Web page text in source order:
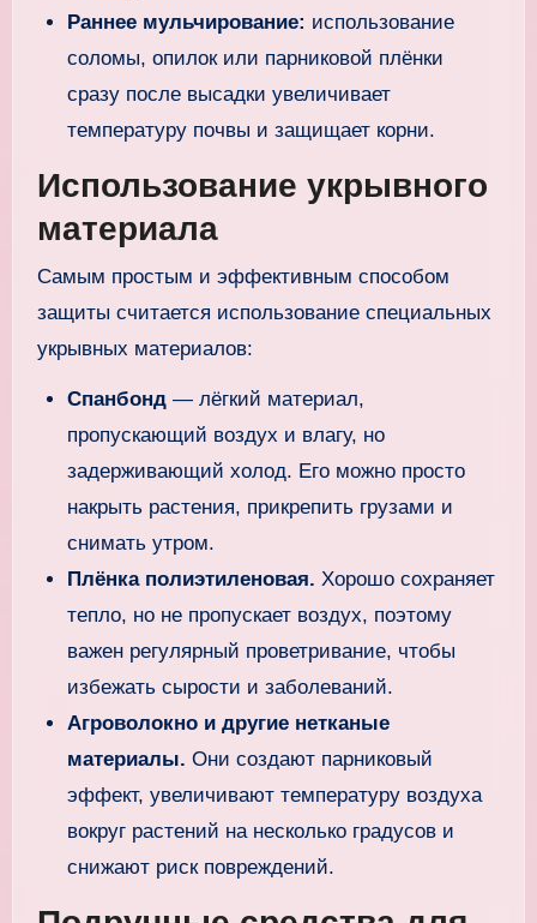
Раннее мульчирование: использование
соломы, опилок или парниковой плёнки
сразу после высадки увеличивает
температуру почвы и защищает корни.
Использование укрывного
материала
Самым простым и эффективным способом
защиты считается использование специальных
укрывных материалов:
Спанбонд — лёгкий материал,
пропускающий воздух и влагу, но
задерживающий холод. Его можно просто
накрыть растения, прикрепить грузами и
снимать утром.
Плёнка полиэтиленовая. Хорошо сохраняет
тепло, но не пропускает воздух, поэтому
важен регулярный проветривание, чтобы
избежать сырости и заболеваний.
Агроволокно и другие нетканые
материалы. Они создают парниковый
эффект, увеличивают температуру воздуха
вокруг растений на несколько градусов и
снижают риск повреждений.